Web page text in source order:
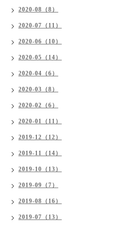
2020-08（8）
2020-07（11）
2020-06（10）
2020-05（14）
2020-04（6）
2020-03（8）
2020-02（6）
2020-01（11）
2019-12（12）
2019-11（14）
2019-10（13）
2019-09（7）
2019-08（16）
2019-07（13）